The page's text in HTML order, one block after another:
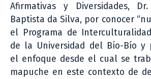
Afirmativas y Diversidades,
Baptista da Silva, por conocer
el Programa de
de la Universidad del Bío-Bío y
el enfoque desde el cual se
mapuche en este contexto de